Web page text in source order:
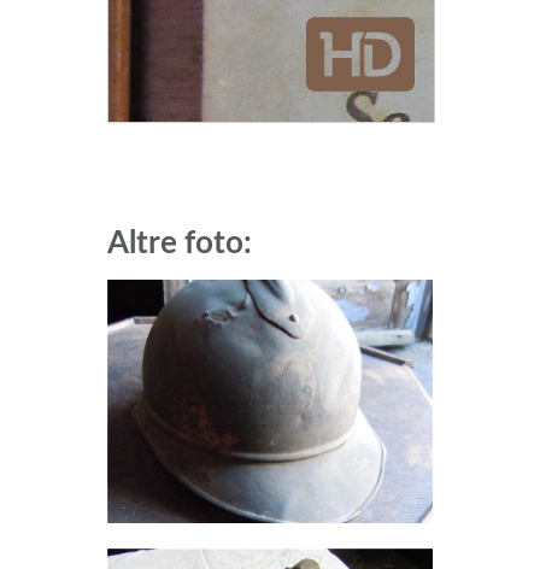
Altre foto: